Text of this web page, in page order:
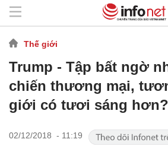
Thế giới
Trump - Tập bất ngờ
chiến thương mại,
giới có tươi sáng hơn?
02/12/2018 - 11:19